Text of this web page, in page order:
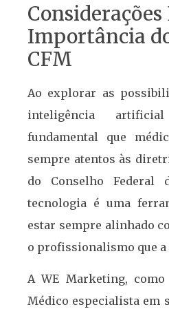
Considerações
Importância
CFM
Ao explorar as
inteligência
fundamental que
sempre atentos às
do Conselho Federal
tecnologia é uma
estar sempre alinhado
o profissionalismo que a
A WE Marketing,
Médico especialista em